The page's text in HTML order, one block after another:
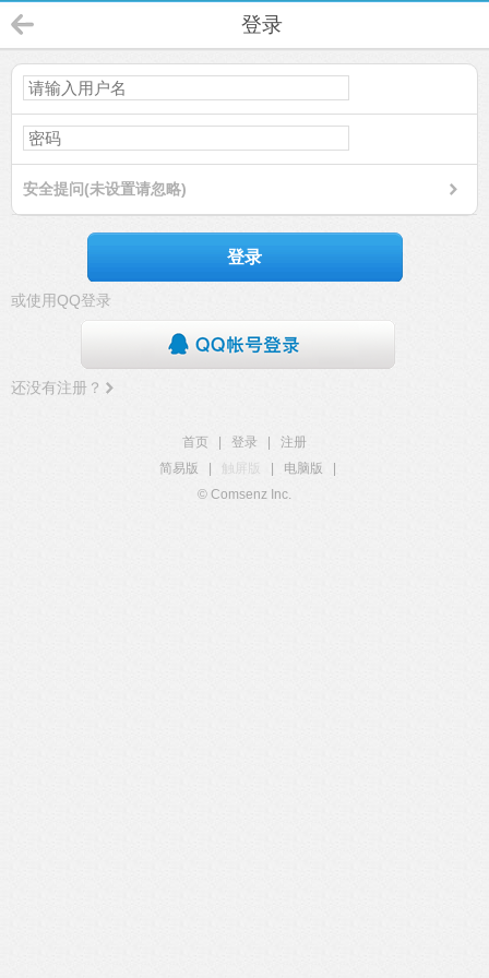
登录
安全提问(未设置请忽略)
登录
或使用QQ登录
还没有注册？
首页 登录
注册
简易版
触屏版 电脑版
© Comsenz Inc.